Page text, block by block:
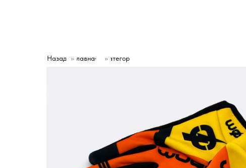
Назад » Главная »
Категории